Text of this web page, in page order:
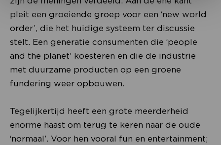
pleit een groeiende groep voor een ‘new world
order’, die het huidige systeem ter discussie
stelt. Een generatie consumenten die ‘people
and the planet’ koesteren en die de industrie
met duurzame producten op een groene
fundering weer opbouwen.
Tegelijkertijd heeft een grote meerderheid
enorme haast om terug te keren naar de oude
‘normaal’. Voor hen vooral fun en entertainment;